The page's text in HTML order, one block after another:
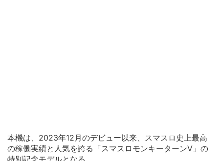
本機は、2023年12月のデビュー以来、スマスロ史上最高
の稼働実績と人気を誇る「スマスロモンキーターンV」の
特別記念モデルとなる。